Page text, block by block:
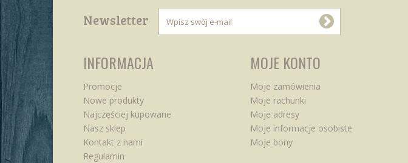
Newsletter
INFORMACJA
Promocje
Nowe produkty
Najczęściej kupowane
Nasz sklep
Kontakt z nami
Regulamin
MOJE KONTO
Moje zamówienia
Moje rachunki
Moje adresy
Moje informacje osobiste
Moje bony